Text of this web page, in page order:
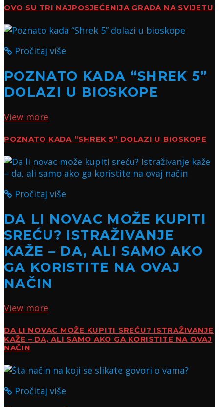
OVO SU TRI NAJPOSJEĆENIJA GRADA NA SVIJETU
Pročitaj više
POZNATO KADA “SHREK 5”
DOLAZI U BIOSKOPE
View more
POZNATO KADA “SHREK 5” DOLAZI U BIOSKOPE
Pročitaj više
DA LI NOVAC MOŽE KUPITI
SREĆU? ISTRAŽIVANJE
KAŽE – DA, ALI SAMO AKO
GA KORISTITE NA OVAJ
NAČIN
View more
DA LI NOVAC MOŽE KUPITI SREĆU? ISTRAŽIVANJE
KAŽE – DA, ALI SAMO AKO GA KORISTITE NA OVAJ
NAČIN
Pročitaj više